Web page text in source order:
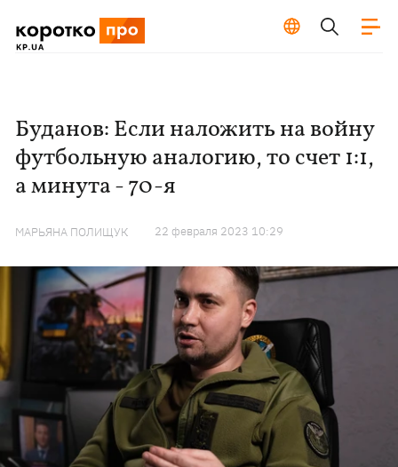
Буданов: Если наложить на войну
футбольную аналогию, то счет 1:1,
а минута - 70-я
МАРЬЯНА ПОЛИЩУК 22 февраля 2023 10:29